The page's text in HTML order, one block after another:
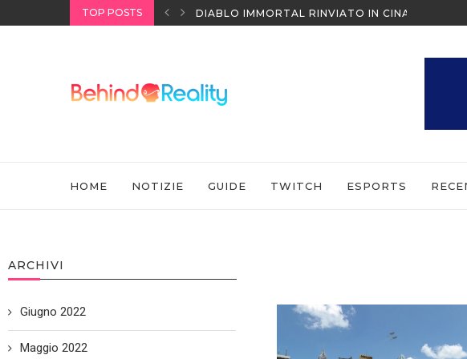
TOP POSTS
SONY DIABLO IMMORTAL RINVIATO IN CINA
HOME NOTIZIE GUIDE TWITCH ESPORTS
ARCHIVI
Giugno 2022
Maggio 2022